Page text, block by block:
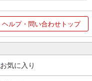
ヘルプ・問い合わせトップ
お気に入り